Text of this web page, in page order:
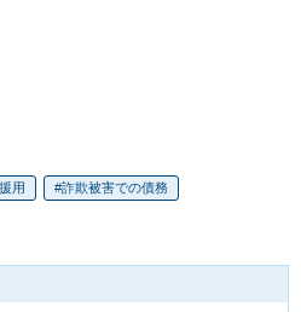
用 詐欺被害での債務